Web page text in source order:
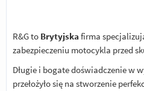
R&G to Brytyjska firma
zabezpieczeniu motocykla przed
Długie i bogate doświadczenie w
przełożyło się na stworzenie